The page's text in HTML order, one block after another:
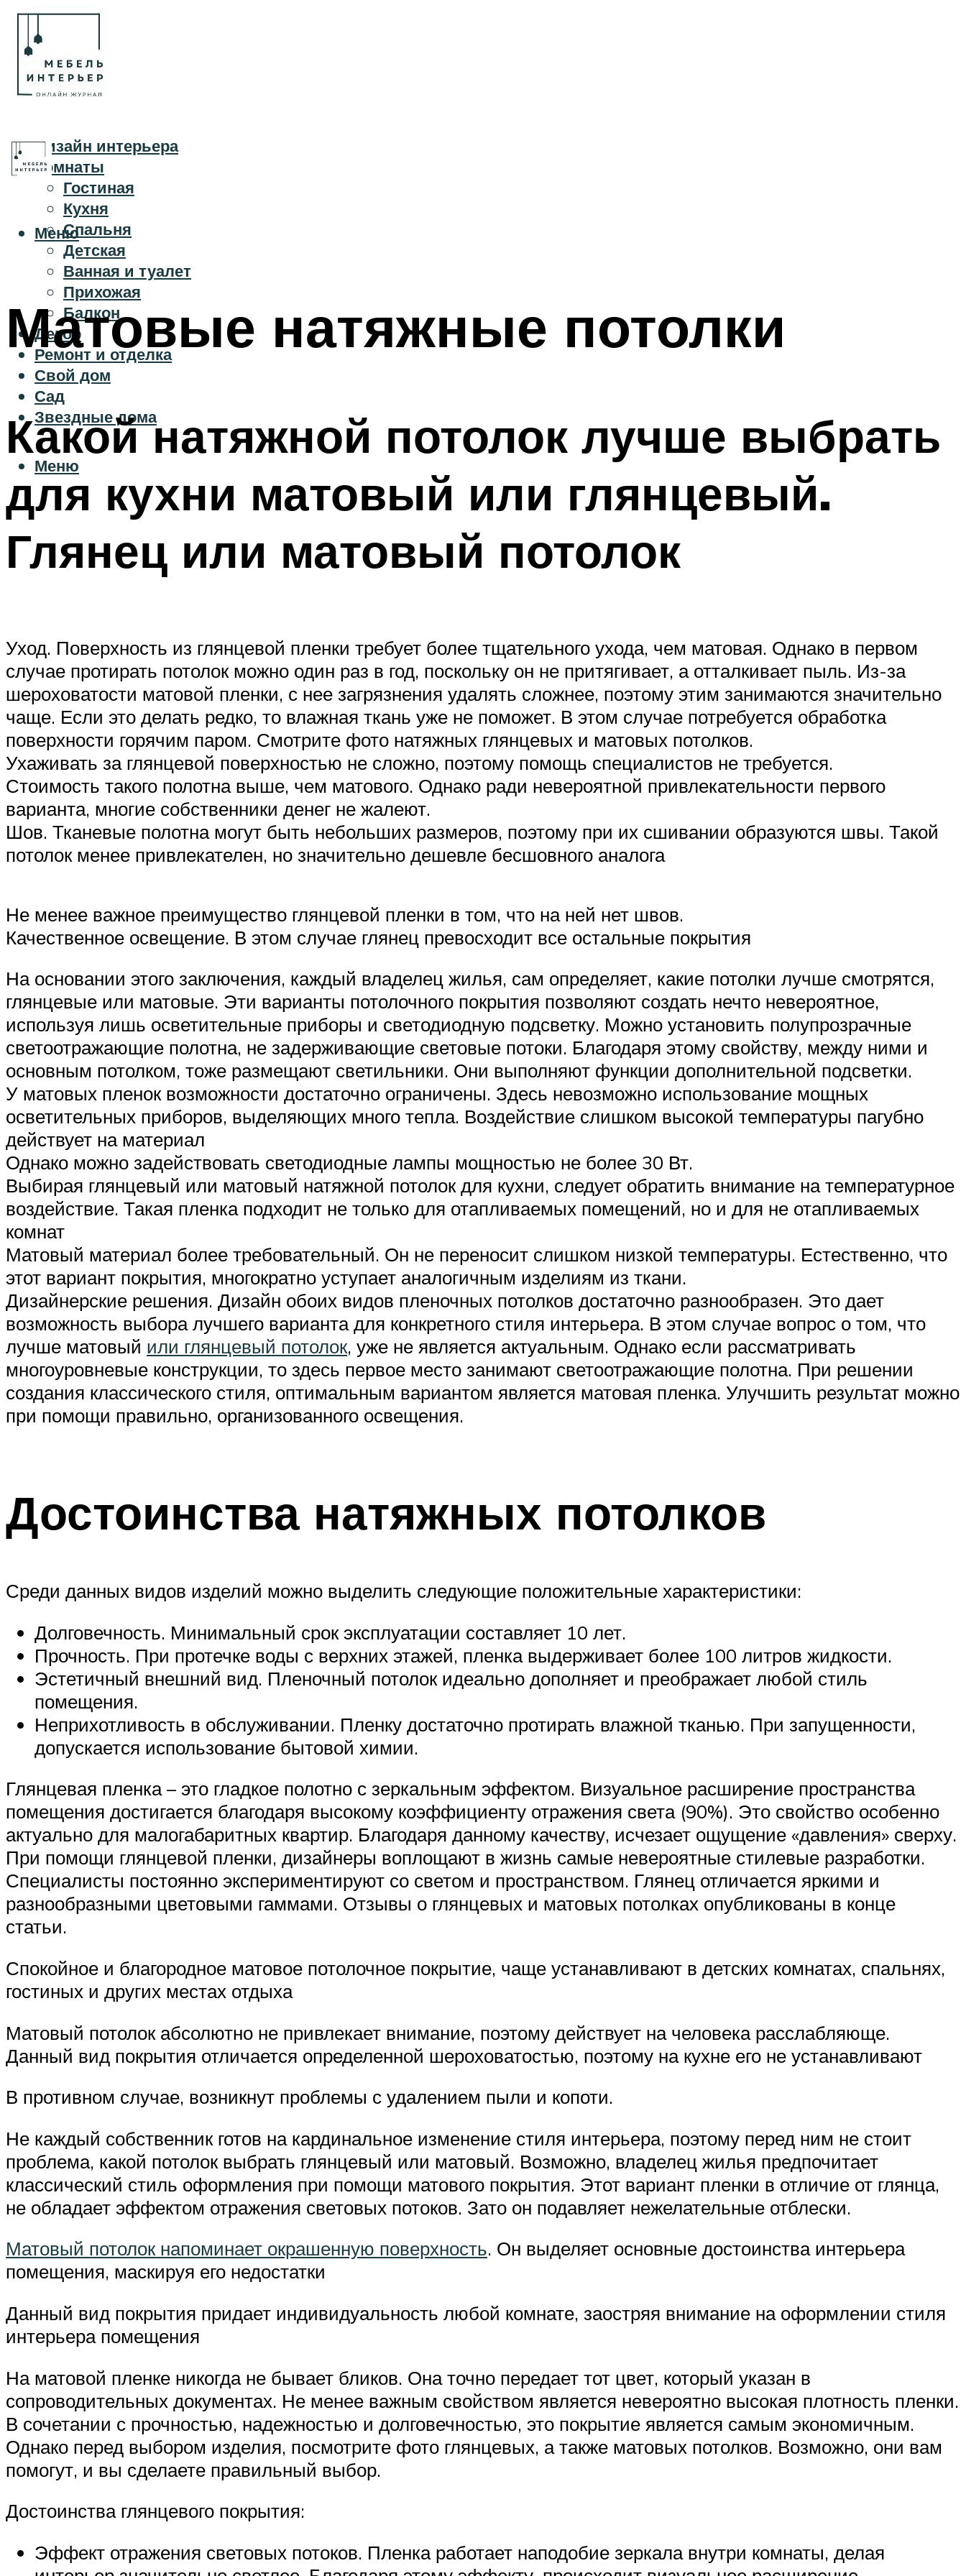
Дизайн интерьера
Комнаты
Гостиная
Кухня
Спальня
Детская
Ванная и туалет
Прихожая
Балкон
Декор
Ремонт и отделка
Свой дом
Сад
Звездные дома
Меню
Меню
Матовые натяжные потолки
Какой натяжной потолок лучше выбрать
для кухни матовый или глянцевый.
Глянец или матовый потолок
Уход. Поверхность из глянцевой пленки требует более тщательного ухода, чем матовая. Однако в первом
случае протирать потолок можно один раз в год, поскольку он не притягивает, а отталкивает пыль. Из-за
шероховатости матовой пленки, с нее загрязнения удалять сложнее, поэтому этим занимаются значительно
чаще. Если это делать редко, то влажная ткань уже не поможет. В этом случае потребуется обработка
поверхности горячим паром. Смотрите фото натяжных глянцевых и матовых потолков.
Ухаживать за глянцевой поверхностью не сложно, поэтому помощь специалистов не требуется.
Стоимость такого полотна выше, чем матового. Однако ради невероятной привлекательности первого
варианта, многие собственники денег не жалеют.
Шов. Тканевые полотна могут быть небольших размеров, поэтому при их сшивании образуются швы. Такой
потолок менее привлекателен, но значительно дешевле бесшовного аналога
Не менее важное преимущество глянцевой пленки в том, что на ней нет швов.
Качественное освещение. В этом случае глянец превосходит все остальные покрытия
На основании этого заключения, каждый владелец жилья, сам определяет, какие потолки лучше смотрятся,
глянцевые или матовые. Эти варианты потолочного покрытия позволяют создать нечто невероятное,
используя лишь осветительные приборы и светодиодную подсветку. Можно установить полупрозрачные
светоотражающие полотна, не задерживающие световые потоки. Благодаря этому свойству, между ними и
основным потолком, тоже размещают светильники. Они выполняют функции дополнительной подсветки.
У матовых пленок возможности достаточно ограничены. Здесь невозможно использование мощных
осветительных приборов, выделяющих много тепла. Воздействие слишком высокой температуры пагубно
действует на материал
Однако можно задействовать светодиодные лампы мощностью не более 30 Вт.
Выбирая глянцевый или матовый натяжной потолок для кухни, следует обратить внимание на температурное
воздействие. Такая пленка подходит не только для отапливаемых помещений, но и для не отапливаемых
комнат
Матовый материал более требовательный. Он не переносит слишком низкой температуры. Естественно, что
этот вариант покрытия, многократно уступает аналогичным изделиям из ткани.
Дизайнерские решения. Дизайн обоих видов пленочных потолков достаточно разнообразен. Это дает
возможность выбора лучшего варианта для конкретного стиля интерьера. В этом случае вопрос о том, что
лучше матовый или глянцевый потолок, уже не является актуальным. Однако если рассматривать
многоуровневые конструкции, то здесь первое место занимают светоотражающие полотна. При решении
создания классического стиля, оптимальным вариантом является матовая пленка. Улучшить результат можно
при помощи правильно, организованного освещения.
Достоинства натяжных потолков
Среди данных видов изделий можно выделить следующие положительные характеристики:
Долговечность. Минимальный срок эксплуатации составляет 10 лет.
Прочность. При протечке воды с верхних этажей, пленка выдерживает более 100 литров жидкости.
Эстетичный внешний вид. Пленочный потолок идеально дополняет и преображает любой стиль
помещения.
Неприхотливость в обслуживании. Пленку достаточно протирать влажной тканью. При запущенности,
допускается использование бытовой химии.
Глянцевая пленка – это гладкое полотно с зеркальным эффектом. Визуальное расширение пространства
помещения достигается благодаря высокому коэффициенту отражения света (90%). Это свойство особенно
актуально для малогабаритных квартир. Благодаря данному качеству, исчезает ощущение «давления» сверху.
При помощи глянцевой пленки, дизайнеры воплощают в жизнь самые невероятные стилевые разработки.
Специалисты постоянно экспериментируют со светом и пространством. Глянец отличается яркими и
разнообразными цветовыми гаммами. Отзывы о глянцевых и матовых потолках опубликованы в конце
статьи.
Спокойное и благородное матовое потолочное покрытие, чаще устанавливают в детских комнатах, спальнях,
гостиных и других местах отдыха
Матовый потолок абсолютно не привлекает внимание, поэтому действует на человека расслабляюще.
Данный вид покрытия отличается определенной шероховатостью, поэтому на кухне его не устанавливают
В противном случае, возникнут проблемы с удалением пыли и копоти.
Не каждый собственник готов на кардинальное изменение стиля интерьера, поэтому перед ним не стоит
проблема, какой потолок выбрать глянцевый или матовый. Возможно, владелец жилья предпочитает
классический стиль оформления при помощи матового покрытия. Этот вариант пленки в отличие от глянца,
не обладает эффектом отражения световых потоков. Зато он подавляет нежелательные отблески.
Матовый потолок напоминает окрашенную поверхность. Он выделяет основные достоинства интерьера
помещения, маскируя его недостатки
Данный вид покрытия придает индивидуальность любой комнате, заостряя внимание на оформлении стиля
интерьера помещения
На матовой пленке никогда не бывает бликов. Она точно передает тот цвет, который указан в
сопроводительных документах. Не менее важным свойством является невероятно высокая плотность пленки.
В сочетании с прочностью, надежностью и долговечностью, это покрытие является самым экономичным.
Однако перед выбором изделия, посмотрите фото глянцевых, а также матовых потолков. Возможно, они вам
помогут, и вы сделаете правильный выбор.
Достоинства глянцевого покрытия:
Эффект отражения световых потоков. Пленка работает наподобие зеркала внутри комнаты, делая